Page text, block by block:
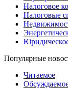
Налоговое
Налоговые
Популярные
Читаемое